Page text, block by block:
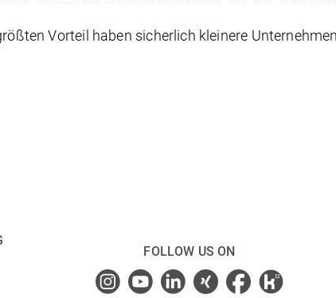
Vorteil haben sicherlich kleinere
FOLLOW US ON